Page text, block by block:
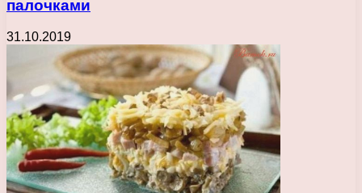
палочками
31.10.2019